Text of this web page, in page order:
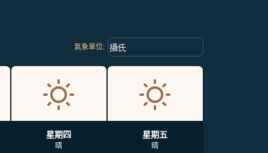
氣象單位: Weather unit option 攝氏 Selected
攝氏
keyboard_arrow_down
星期四
晴
星期五
晴